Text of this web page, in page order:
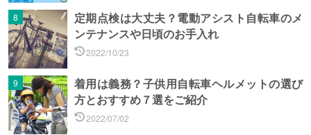
定期点検は大丈夫？電動アシスト自転車のメ
ンテナンスや日頃のお手入れ
2022/10/23
着用は義務？子供用自転車ヘルメットの選び
方とおすすめ７選をご紹介
2022/07/02